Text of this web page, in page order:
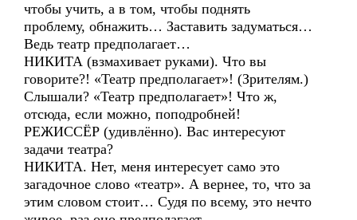
чтобы учить, а в том, чтобы поднять
проблему, обнажить… Заставить задуматься…
Ведь театр предполагает…
НИКИТА (взмахивает руками). Что вы
говорите?! «Театр предполагает»! (Зрителям.)
Слышали? «Театр предполагает»! Что ж,
отсюда, если можно, поподробней!
РЕЖИССЁР (удивлённо). Вас интересуют
задачи театра?
НИКИТА. Нет, меня интересует само это
загадочное слово «театр». А вернее, то, что за
этим словом стоит… Судя по всему, это нечто